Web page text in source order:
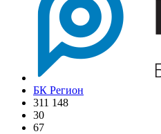
БК Регион
311 148
30
67